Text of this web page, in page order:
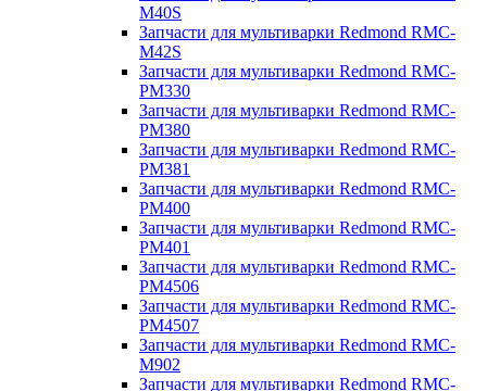
M40S
Запчасти для мультиварки Redmond RMC-
M42S
Запчасти для мультиварки Redmond RMC-
PM330
Запчасти для мультиварки Redmond RMC-
PM380
Запчасти для мультиварки Redmond RMC-
PM381
Запчасти для мультиварки Redmond RMC-
PM400
Запчасти для мультиварки Redmond RMC-
PM401
Запчасти для мультиварки Redmond RMC-
PM4506
Запчасти для мультиварки Redmond RMC-
PM4507
Запчасти для мультиварки Redmond RMC-
M902
Запчасти для мультиварки Redmond RMC-